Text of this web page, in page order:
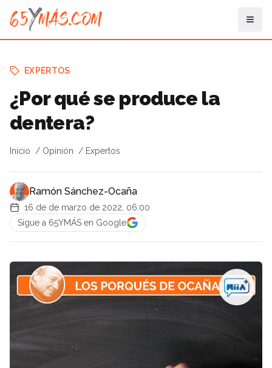
EXPERTOS
¿Por qué se produce la
dentera?
Inicio Opinión Expertos
Ramón Sánchez-Ocaña
16 de de marzo de 2022, 06:00
Sigue a 65YMÁS en Google